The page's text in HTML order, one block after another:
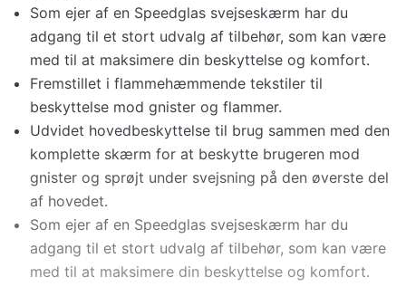
Som ejer af en Speedglas svejseskærm har du
adgang til et stort udvalg af tilbehør, som kan være
med til at maksimere din beskyttelse og komfort.
Fremstillet i flammehæmmende tekstiler til
beskyttelse mod gnister og flammer.
Udvidet hovedbeskyttelse til brug sammen med den
komplette skærm for at beskytte brugeren mod
gnister og sprøjt under svejsning på den øverste del
af hovedet.
Som ejer af en Speedglas svejseskærm har du
adgang til et stort udvalg af tilbehør, som kan være
med til at maksimere din beskyttelse og komfort.